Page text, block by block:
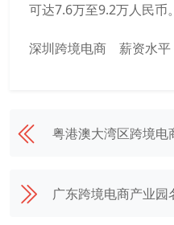
可达7.6万至9.2万人民币。
深圳跨境电商 薪资水平
粤港澳大湾区跨境电
广东跨境电商产业园